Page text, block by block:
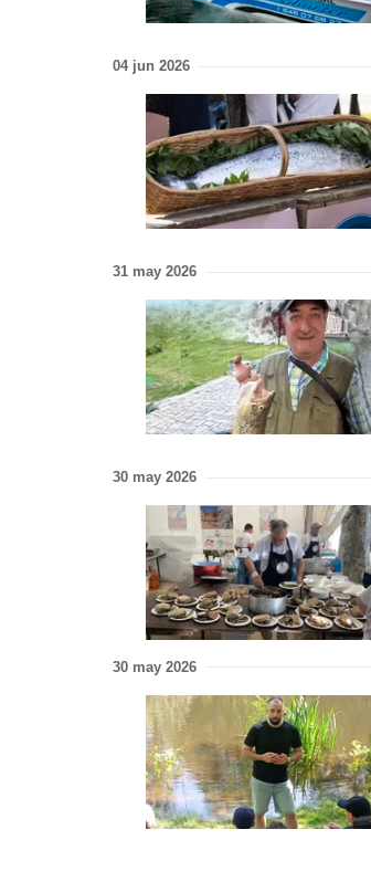
04 jun 2026
31 may 2026
30 may 2026
30 may 2026